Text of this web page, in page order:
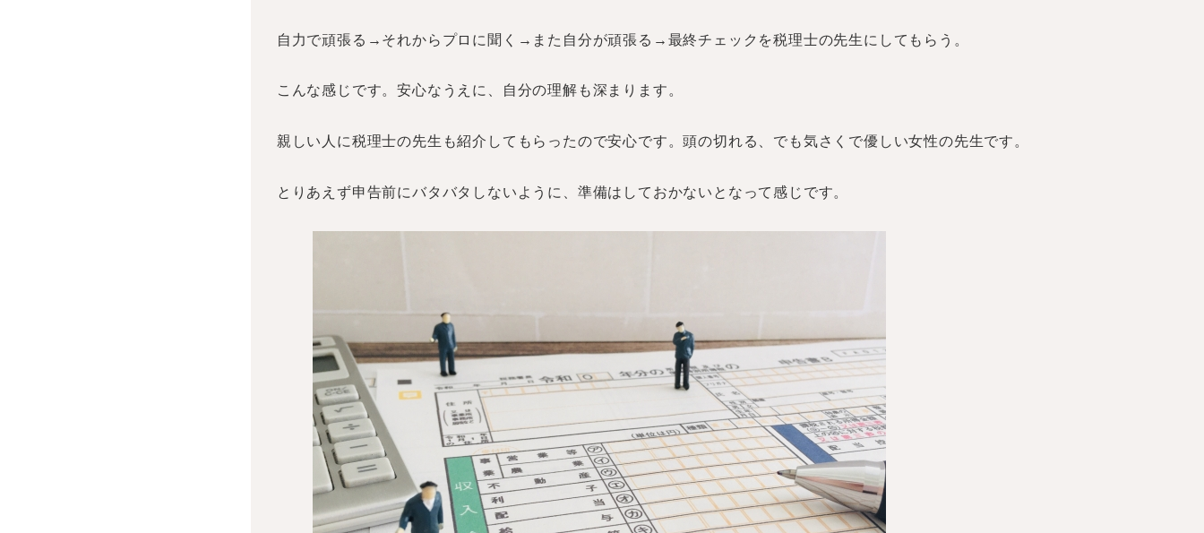
自力で頑張る→それからプロに聞く→また自分が頑張る→最終チェックを税理士の先生にしてもらう。
こんな感じです。安心なうえに、自分の理解も深まります。
親しい人に税理士の先生も紹介してもらったので安心です。頭の切れる、でも気さくで優しい女性の先生です。
とりあえず申告前にバタバタしないように、準備はしておかないとなって感じです。